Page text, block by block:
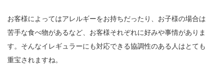
お客様によってはアレルギーをお持ちだったり、お子様の場合は
苦手な食べ物があるなど、お客様それぞれに好みや事情がありま
す。そんなイレギュラーにも対応できる協調性のある人はとても
重宝されますね。